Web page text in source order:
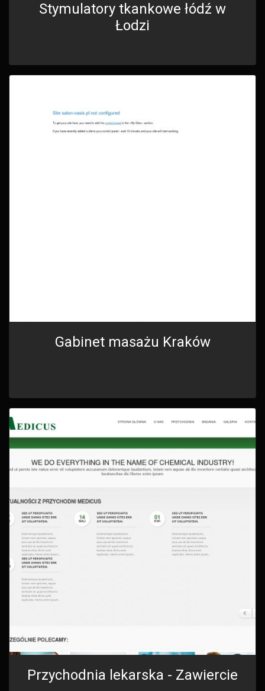
Stymulatory tkankowe łódź w
Łodzi
Gabinet masażu Kraków
Przychodnia lekarska - Zawiercie